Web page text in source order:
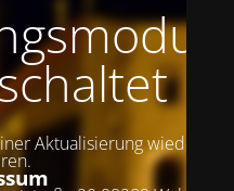
Aktualisierung wieder